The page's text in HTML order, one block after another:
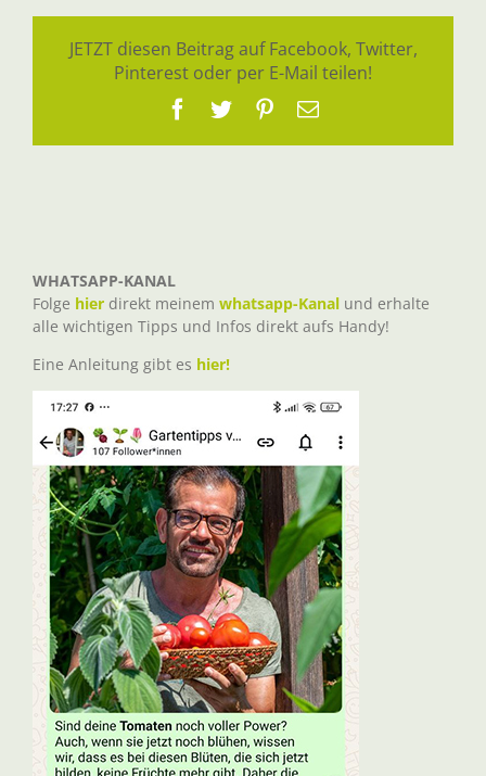
JETZT diesen Beitrag auf Facebook, Twitter,
Pinterest oder per E-Mail teilen!
Facebook
TwitterPinterest
E-
WHATSAPP-KANAL
Folge hier direkt meinem whatsapp-Kanal und erhalte
alle wichtigen Tipps und Infos direkt aufs Handy!
Eine Anleitung gibt es hier!